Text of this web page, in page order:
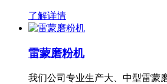
了解详情
雷蒙磨粉机
我们公司专业生产大、中型雷蒙